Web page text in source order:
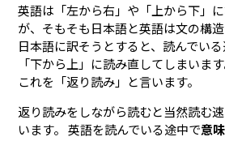
英語は「左から右」や「上から下」
が、そもそも日本語と英語は文の構
日本語に訳そうとすると、読んでい
「下から上」に読み直してしまいます
これを「返り読み」と言います。
返り読みをしながら読むと当然読む
います。 英語を読んでいる途中で意